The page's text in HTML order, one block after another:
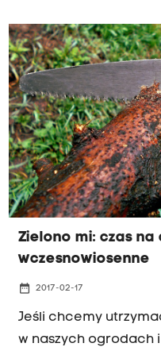
Zielono mi: czas na
wczesnowiosenne
date_range 2017-02-17
Jeśli chcemy
w naszych ogrodach